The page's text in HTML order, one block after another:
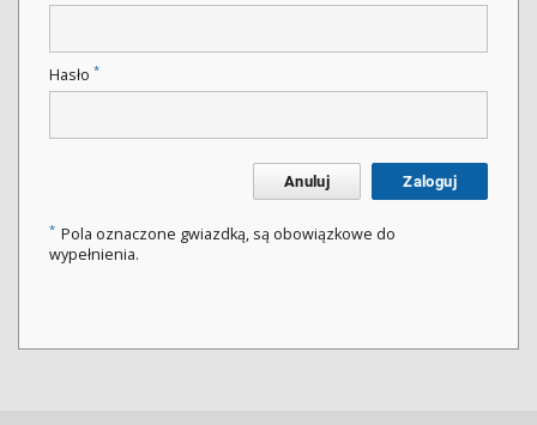
Hasło *
Anuluj Zaloguj
* Pola oznaczone gwiazdką, są obowiązkowe do
wypełnienia.